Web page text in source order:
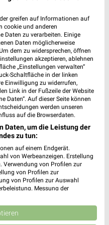
bis Fr. 21.08.
greifen auf Informationen auf
cookie und anderen
Daten zu verarbeiten. Einige
Daten möglicherweise
dem zu widersprechen, öffnen
akzeptieren, ablehnen
„Einstellungen verwalten“
Schaltfläche in der linken
Einwilligung zu widerrufen,
Link in der Fußzeile der Website
Daten“. Auf dieser Seite können
werden unseren
auf die Browserdaten.
Daten, um die Leistung der
zu tun:
auf einem Endgerät.
von Werbeanzeigen. Erstellung
Verwendung von Profilen zur
von Profilen zur
von Profilen zur Auswahl
Messung der
Quellen. Entwicklung und
reduzierter Daten zur Auswahl